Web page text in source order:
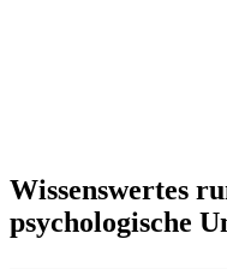
Wissenswertes
psychologische